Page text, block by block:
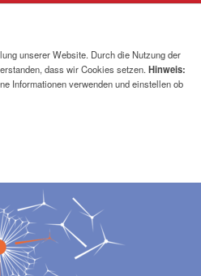
unserer Website. Durch die Nutzung der
dass wir Cookies setzen.Hinweis:
Informationen verwenden und einstellen ob